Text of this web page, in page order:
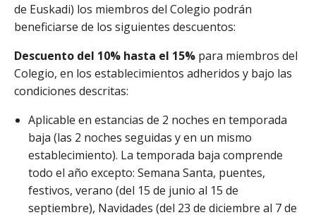
de Euskadi) los miembros del Colegio podrán
beneficiarse de los siguientes descuentos:
Descuento del 10% hasta el 15% para miembros del
Colegio, en los establecimientos adheridos y bajo las
condiciones descritas:
Aplicable en estancias de 2 noches en temporada
baja (las 2 noches seguidas y en un mismo
establecimiento). La temporada baja comprende
todo el año excepto: Semana Santa, puentes,
festivos, verano (del 15 de junio al 15 de
septiembre), Navidades (del 23 de diciembre al 7 de